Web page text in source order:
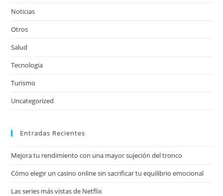
Noticias
Otros
Salud
Tecnologia
Turismo
Uncategorized
Entradas Recientes
Mejora tu rendimiento con una mayor sujeción del tronco
Cómo elegir un casino online sin sacrificar tu equilibrio emocional
Las series más vistas de Netflix